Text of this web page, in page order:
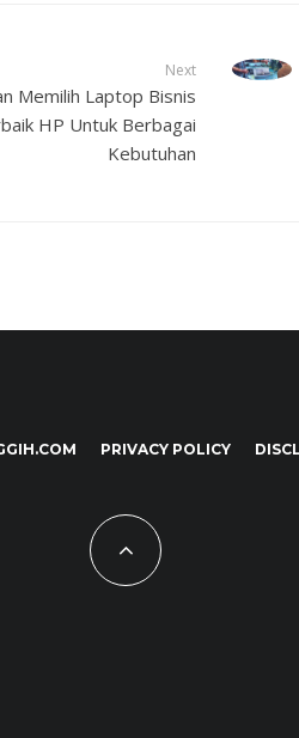
Next
Memilih Laptop Bisnis
HP Untuk Berbagai
Kebutuhan
PRIVACY POLICY